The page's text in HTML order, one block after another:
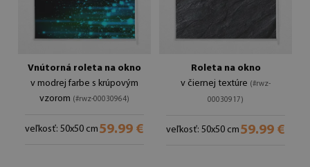
Vnútorná roleta na okno
v modrej farbe s krúpovým
vzorom (#rwz-00030964)
veľkosť: 50x50 cm 59.99 €
Roleta na okno
v čiernej textúre (#rwz-
00030917)
veľkosť: 50x50 cm 59.99 €